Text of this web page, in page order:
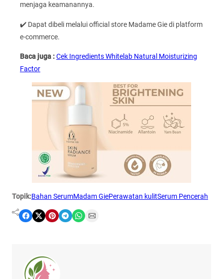
menjaga keamanannya.
✔️ Dapat dibeli melalui official store Madame Gie di platform
e-commerce.
Baca juga :Cek Ingredients Whitelab Natural Moisturizing
Factor
Topik:Bahan SerumMadam GiePerawatan kulitSerum Pencerah
Share on Facebook Share on X Share on Pinterest Share on Telegram Share on WhatsApp Share on Email